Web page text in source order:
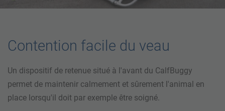
Contention facile du veau
Un dispositif de retenue situé à l'avant du CalfBuggy
permet de maintenir calmement et sûrement l'animal en
place lorsqu'il doit par exemple être soigné.